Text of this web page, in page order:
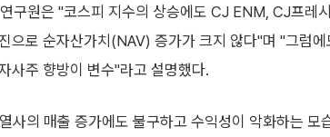
구원은 "코스피 지수의 상승에도 CJ ENM, CJ프레
으로 순자산가치(NAV) 증가가 크지 않다"며 "그럼에
사주 향방이 변수"라고 설명했다.
사의 매출 증가에도 불구하고 수익성이 악화하는 모